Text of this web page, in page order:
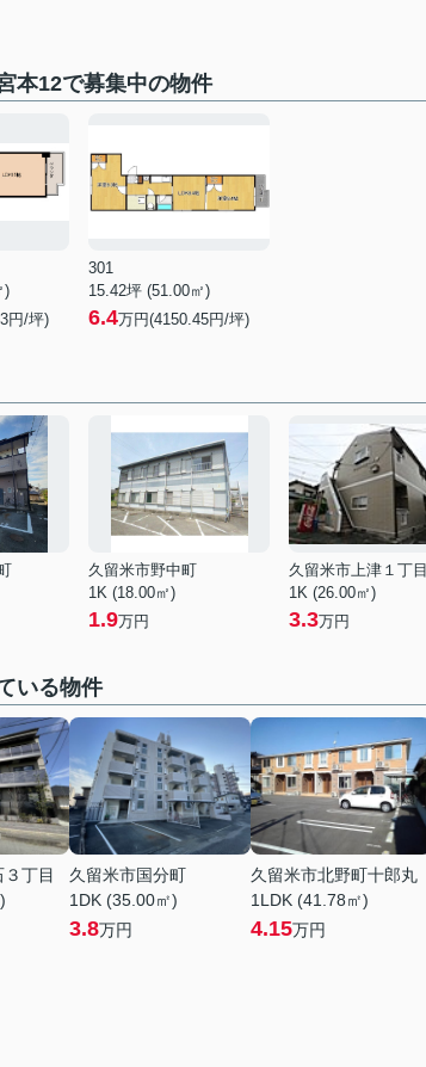
本12で募集中の物件
)
円/坪)
301
15.42坪 (51.00㎡)
6.4万円(4150.45円/坪)
久留米市野中町
1K (18.00㎡)
1.9万円
久留米市上津１丁目
1K (26.00㎡)
3.3万円
いる物件
丁目
久留米市国分町
1DK (35.00㎡)
3.8万円
久留米市北野町十郎丸
1LDK (41.78㎡)
4.15万円